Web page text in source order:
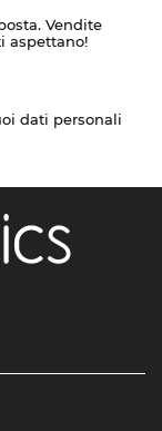
Vendite
aspettano!
dati personali